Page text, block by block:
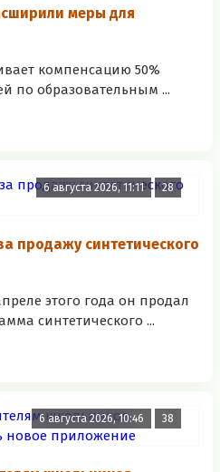
меры для
компенсацию 50%
по образовательным ...
6 августа 2026, 11:11 28
продажу синтетического
этого года он продал
синтетического ...
6 августа 2026, 10:46 38